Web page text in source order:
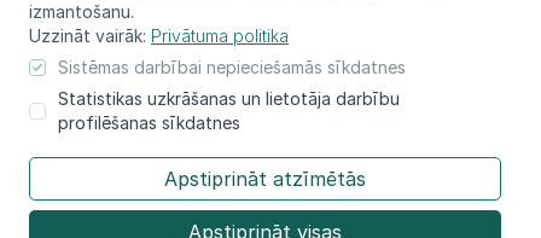
izmantošanu.
Uzzināt vairāk: Privātuma politika
Sistēmas darbībai nepieciešamās sīkdatnes
Statistikas uzkrāšanas un lietotāja darbību
profilēšanas sīkdatnes
Apstiprināt atzīmētās
Apstiprināt visas
redzējumu, Eiropas Klimata, infrastruktūras
un vides izpildaģentūra nav atbildīga par šeit sniegtās informācijas